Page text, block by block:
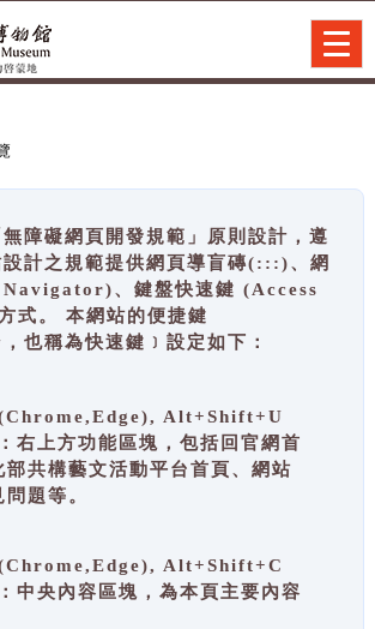
障礙網頁開發規範」原則設計，遵
計之規範提供網頁導盲磚(:::)、網
、鍵盤快速鍵 (Access
式。 本網站的便捷鍵
也稱為快速鍵﹞設定如下：
Alt+Shift+U
上方功能區塊，包括回官網首
部共構藝文活動平台首頁、網站
題等。
Alt+Shift+C
央內容區塊，為本頁主要內容